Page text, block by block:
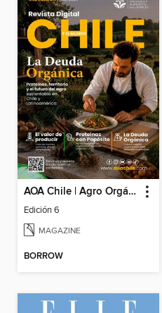
AOA Chile | Agro Orgánico & Alimentos Saludables
Edición 6
MAGAZINE
BORROW